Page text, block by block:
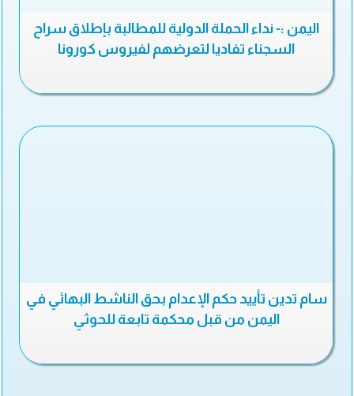
اليمن :- نداء الحملة الدولية للمطالبة بإطلاق سراح
السجناء تفاديا لتعرضهم لفيروس كورونا
سام تدين تأييد حكم الإعدام بحق الناشط البهائي في
اليمن من قبل محكمة تابعة للحوثي